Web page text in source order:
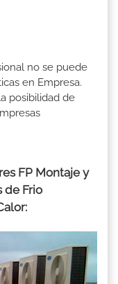
no se puede
en Empresa.
posibilidad de
FP Montaje y
de Frio